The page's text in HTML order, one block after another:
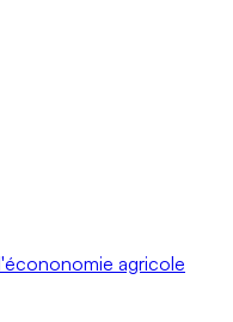
agricole